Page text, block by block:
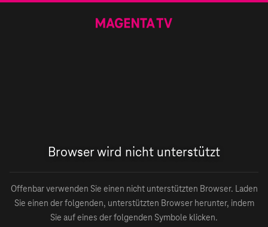
Browser wird nicht unterstützt
Offenbar verwenden Sie einen nicht unterstützten Browser. Laden
Sie einen der folgenden, unterstützten Browser herunter, indem
Sie auf eines der folgenden Symbole klicken.